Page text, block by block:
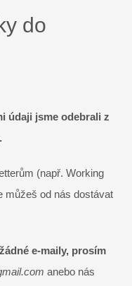
do
údaji jsme odebrali z
(např. Working
můžeš od nás dostávat
e-maily, prosím
anebo nás